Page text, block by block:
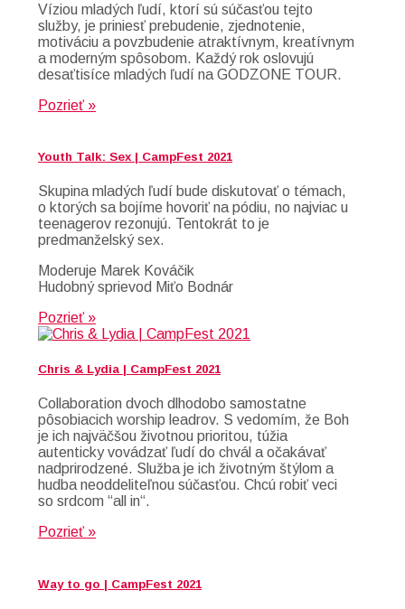
Víziou mladých ľudí, ktorí sú súčasťou tejto
služby, je priniesť prebudenie, zjednotenie,
motiváciu a povzbudenie atraktívnym, kreatívnym
a moderným spôsobom. Každý rok oslovujú
desaťtisíce mladých ľudí na GODZONE TOUR.
Pozrieť »
Youth Talk: Sex | CampFest 2021
Skupina mladých ľudí bude diskutovať o témach,
o ktorých sa bojíme hovoriť na pódiu, no najviac u
teenagerov rezonujú. Tentokrát to je
predmanželský sex.
Moderuje Marek Kováčik
Hudobný sprievod Miťo Bodnár
Pozrieť »
Chris & Lydia | CampFest 2021
Collaboration dvoch dlhodobo samostatne
pôsobiacich worship leadrov. S vedomím, že Boh
je ich najväčšou životnou prioritou, túžia
autenticky vovádzať ľudí do chvál a očakávať
nadprirodzené. Služba je ich životným štýlom a
hudba neoddeliteľnou súčasťou. Chcú robiť veci
so srdcom “all in“.
Pozrieť »
Way to go | CampFest 2021